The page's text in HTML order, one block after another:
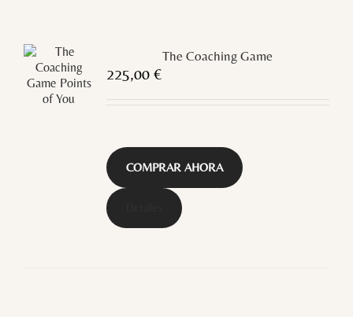
The Coaching Game
225,00 €
COMPRAR AHORA